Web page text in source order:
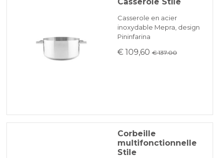
Casserole en acier
inoxydable Mepra, design
Pininfarina
€ 109,60 € 137.00
Corbeille
multifonctionnelle
Stile